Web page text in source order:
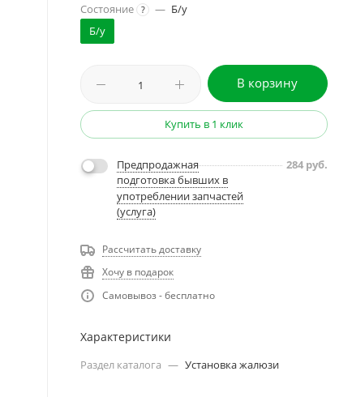
Состояние ? — Б/у
Б/у
В корзину
Купить в 1 клик
Предпродажная
подготовка бывших в
употреблении запчастей
(услуга)
284 руб.
Рассчитать доставку
Хочу в подарок
Самовывоз - бесплатно
Характеристики
Раздел каталога — Установка жалюзи